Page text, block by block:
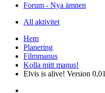
Forum - Nya ämnen
All aktivitet
Hem
Planering
Filmmanus
Kolla mitt manus!
Elvis is alive! Version 0,01